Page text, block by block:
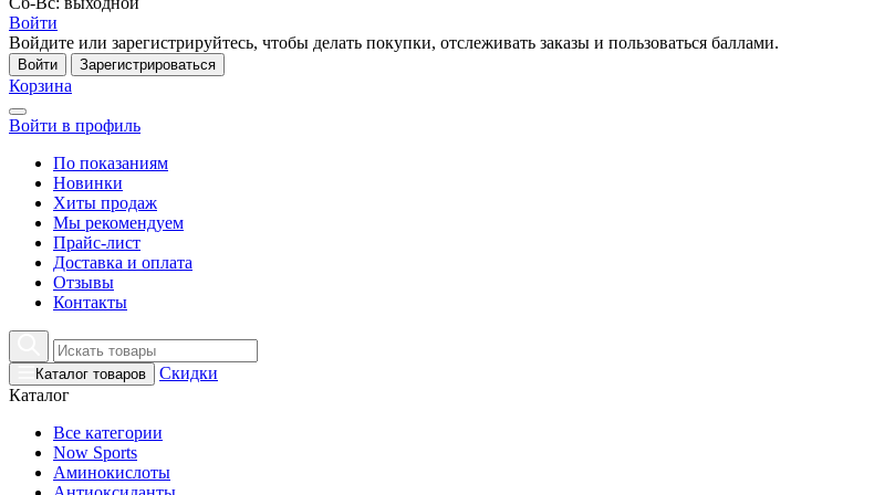
Войти
Войдите или зарегистрируйтесь, чтобы делать покупки, отслеживать заказы и пользоваться баллами.
Войти Зарегистрироваться
Корзина
Войти в профиль
По показаниям
Новинки
Хиты продаж
Мы рекомендуем
Прайс-лист
Доставка и оплата
Отзывы
Контакты
Каталог товаров
Скидки
Каталог
Все категории
Now Sports
Аминокислоты